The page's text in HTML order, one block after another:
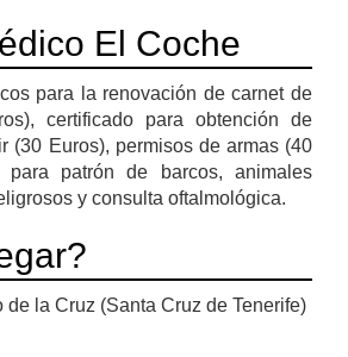
El Coche
para la renovación de carnet de
certificado para obtención de
(30 Euros), permisos de armas (40
para patrón de barcos, animales
y consulta oftalmológica.
de la Cruz (Santa Cruz de Tenerife)